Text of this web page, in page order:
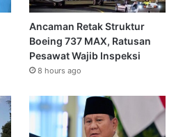
Ancaman Retak Struktur
Boeing 737 MAX, Ratusan
Pesawat Wajib Inspeksi
8 hours ago